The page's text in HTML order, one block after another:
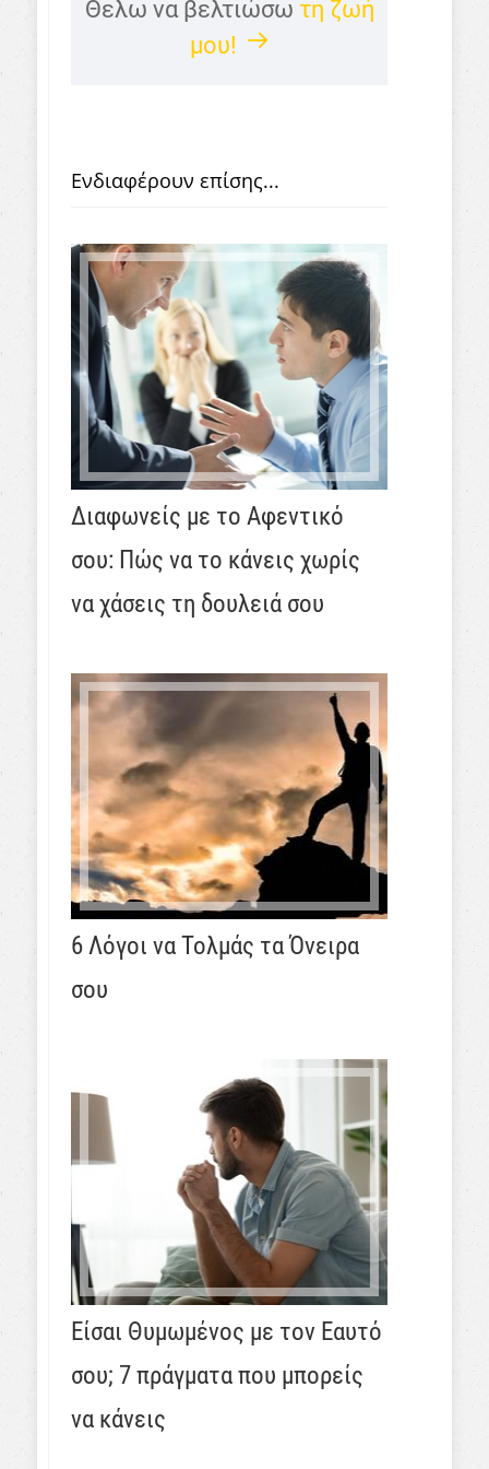
Θελω να βελτιώσω τη ζωή
μου!
Ενδιαφέρουν επίσης...
Διαφωνείς με το Αφεντικό
σου: Πώς να το κάνεις χωρίς
να χάσεις τη δουλειά σου
6 Λόγοι να Τολμάς τα Όνειρα
σου
Είσαι Θυμωμένος με τον Εαυτό
σου; 7 πράγματα που μπορείς
να κάνεις